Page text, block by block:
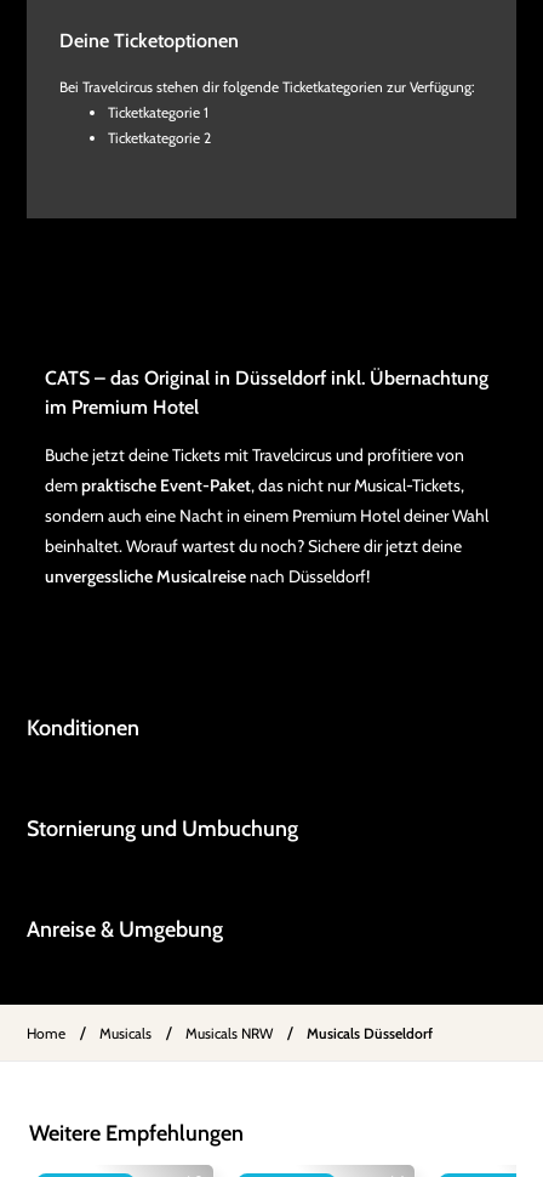
Deine Ticketoptionen
Bei Travelcircus stehen dir folgende Ticketkategorien zur Verfügung:
Ticketkategorie 1
Ticketkategorie 2
CATS – das Original in Düsseldorf inkl. Übernachtung
im Premium Hotel
Buche jetzt deine Tickets mit Travelcircus und profitiere von
dempraktische Event-Paket, das nicht nur Musical-Tickets,
sondern auch eine Nacht in einem Premium Hotel deiner Wahl
beinhaltet. Worauf wartest du noch? Sichere dir jetzt deine
unvergessliche Musicalreisenach Düsseldorf!
Konditionen
Stornierung und Umbuchung
Anreise & Umgebung
Home / Musicals / Musicals NRW / Musicals Düsseldorf
Weitere Empfehlungen